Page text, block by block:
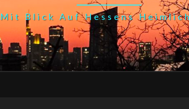
Blick Auf Hessens